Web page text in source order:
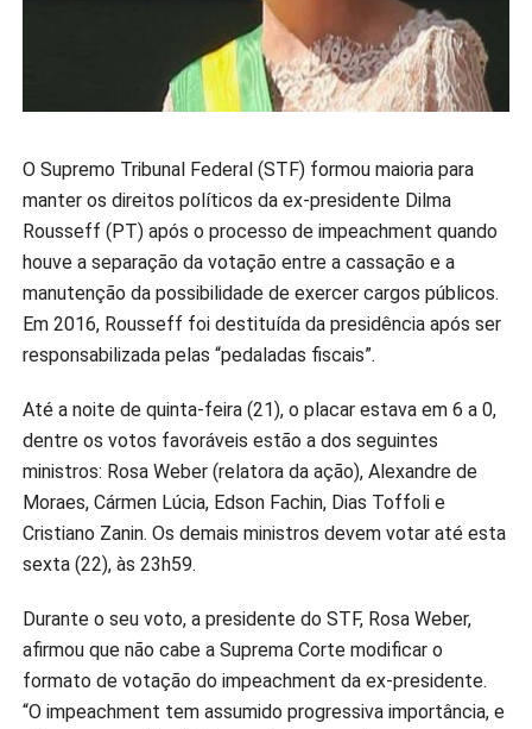
O Supremo Tribunal Federal (STF) formou maioria para
manter os direitos políticos da ex-presidente Dilma
Rousseff (PT) após o processo de impeachment quando
houve a separação da votação entre a cassação e a
manutenção da possibilidade de exercer cargos públicos.
Em 2016, Rousseff foi destituída da presidência após ser
responsabilizada pelas “pedaladas fiscais”.
Até a noite de quinta-feira (21), o placar estava em 6 a 0,
dentre os votos favoráveis estão a dos seguintes
ministros: Rosa Weber (relatora da ação), Alexandre de
Moraes, Cármen Lúcia, Edson Fachin, Dias Toffoli e
Cristiano Zanin. Os demais ministros devem votar até esta
sexta (22), às 23h59.
Durante o seu voto, a presidente do STF, Rosa Weber,
afirmou que não cabe a Suprema Corte modificar o
formato de votação do impeachment da ex-presidente.
“O impeachment tem assumido progressiva importância, e